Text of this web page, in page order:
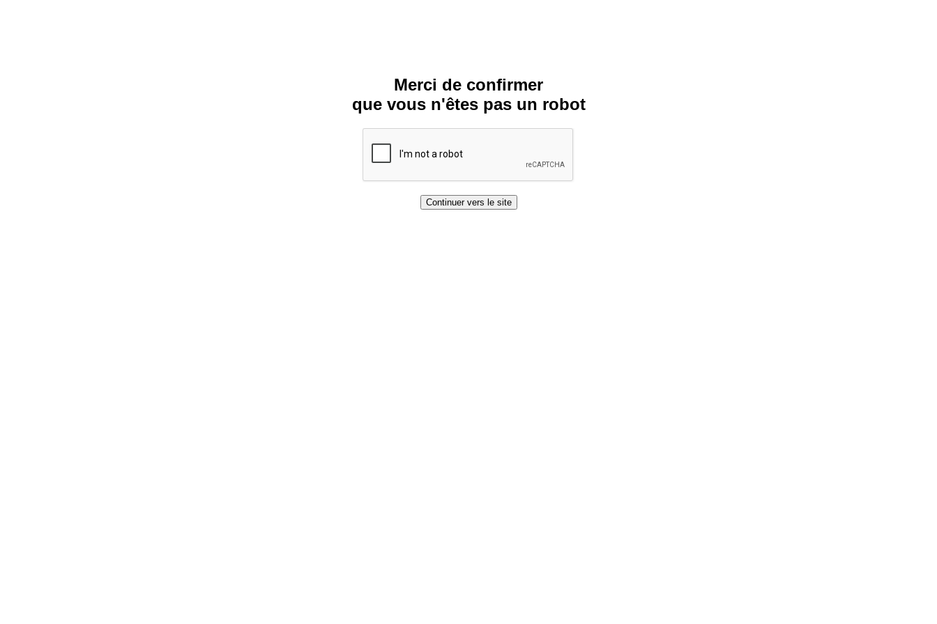
Merci de confirmer
que vous n'êtes pas un robot
Continuer vers le site